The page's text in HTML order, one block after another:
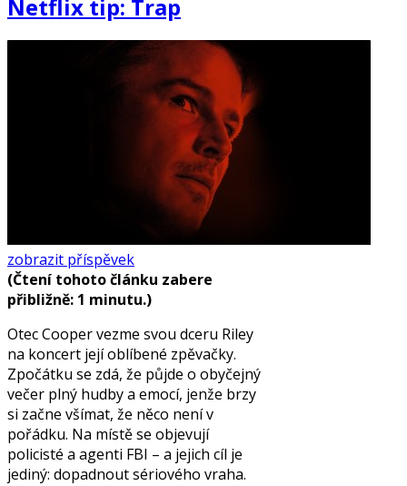
Netflix tip: Trap
zobrazit příspěvek
(Čtení tohoto článku zabere
přibližně: 1 minutu.)
Otec Cooper vezme svou dceru Riley
na koncert její oblíbené zpěvačky.
Zpočátku se zdá, že půjde o obyčejný
večer plný hudby a emocí, jenže brzy
si začne všímat, že něco není v
pořádku. Na místě se objevují
policisté a agenti FBI – a jejich cíl je
jediný: dopadnout sériového vraha.